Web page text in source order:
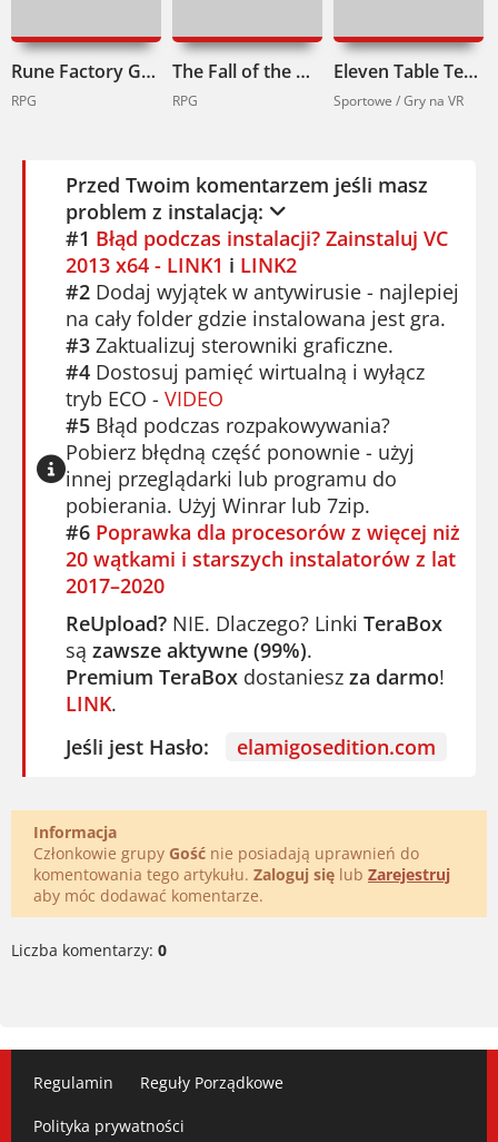
Rune Factory Guardians of Azuma Pobierz
RPG
The Fall of the Dungeon Guardians Enhanced Edition Pobierz
RPG
Eleven Table Tennis VR Pobierz
Sportowe / Gry na VR
Przed Twoim komentarzem jeśli masz
problem z instalacją:
#1 Błąd podczas instalacji? Zainstaluj VC
2013 x64 - LINK1 i LINK2
#2 Dodaj wyjątek w antywirusie - najlepiej
na cały folder gdzie instalowana jest gra.
#3 Zaktualizuj sterowniki graficzne.
#4 Dostosuj pamięć wirtualną i wyłącz
tryb ECO - VIDEO
#5 Błąd podczas rozpakowywania?
Pobierz błędną część ponownie - użyj
innej przeglądarki lub programu do
pobierania. Użyj Winrar lub 7zip.
#6 Poprawka dla procesorów z więcej niż
20 wątkami i starszych instalatorów z lat
2017–2020
ReUpload? NIE. Dlaczego? Linki TeraBox
są zawsze aktywne (99%).
Premium TeraBox dostaniesz za darmo!
LINK.
Jeśli jest Hasło:
elamigosedition.com
Informacja
Członkowie grupy Gość nie posiadają uprawnień do
komentowania tego artykułu. Zaloguj się lub Zarejestruj
aby móc dodawać komentarze.
Liczba komentarzy: 0
Regulamin Reguły Porządkowe
Polityka prywatności